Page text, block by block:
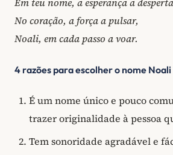
No coração, a força a pulsar,
Noali, em cada passo a voar.
4 razões para escolher o nome Noali
É um nome único e pouco
trazer originalidade à pessoa
Tem sonoridade agradável e